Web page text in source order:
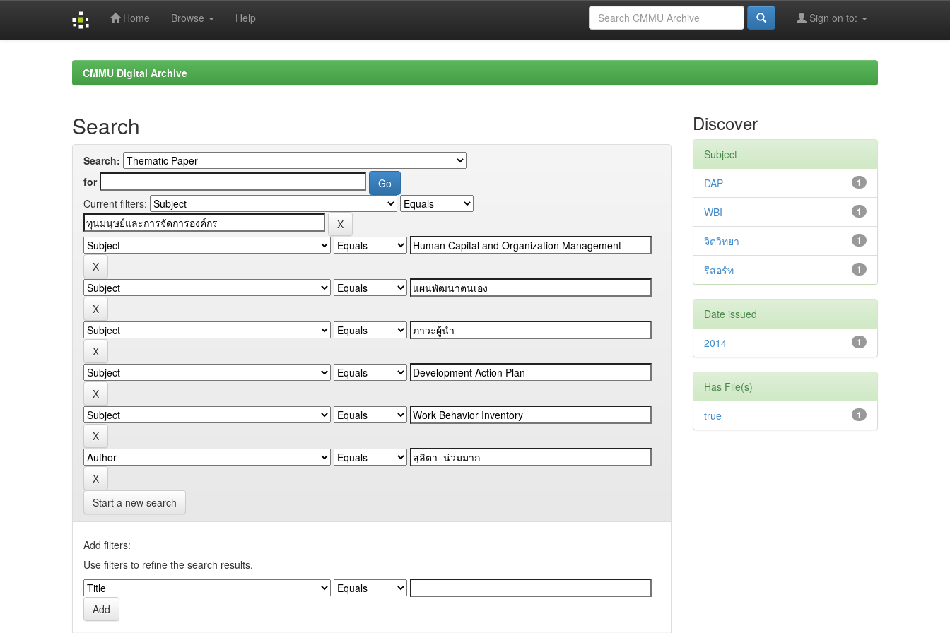
Home Browse Help Sign on to:
CMMU Digital Archive
Search
Search:
for
Current filters:
Start a new search
Add filters:
Use filters to refine the search results.
Discover
Subject
1
DAP
1
WBI
1
จิตวิทยา
1
รีสอร์ท
Date issued
1
2014
Has File(s)
1
true